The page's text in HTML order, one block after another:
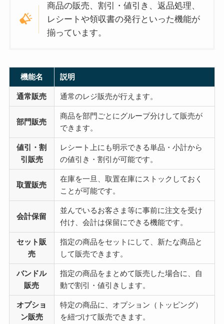
商品の販売、割引・値引き、返品処理、
レシートや領収書の発行といった機能が
揃っています。
機能名 説明
通常販売 通常のレジ販売が行えます。
部門販売
商品を部門ごとにグループ分けして販売が
できます。
値引・割
引販売
レシート上にも明示できる単品・小計から
の値引き・割引が可能です。
取置販売
在庫を一旦、取置在庫にストックしておく
ことが可能です。
会計保留
並んでいるお客さま等に事前に注文を受け
付け、会計は保留にできる機能です。
セット販
売
指定の商品をセットにして、新たな商品と
して販売できます。
バンドル
販売
指定の商品をまとめて販売した場合に、自
動で割引・値引きします。
オプショ
ン販売
特定の商品に、オプション（トッピング）
を紐づけて販売できます。